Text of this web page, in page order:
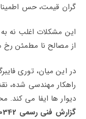
گران‌ قیمت، حس
این مشکلات اغلب نه
از مصالح نا مطمئن
در این میان، توری
راهکار مهندسی‌ شده،
دیوار ها ایفا می‌ کند.
گزارش فنی رسمی R-SE-04-30342